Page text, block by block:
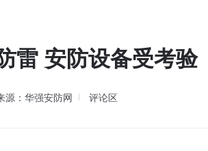
雷 安防设备受考验
源：华强安防网 评论区